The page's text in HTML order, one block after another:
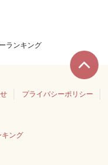
ランキング
プライバシーポリシー
ング